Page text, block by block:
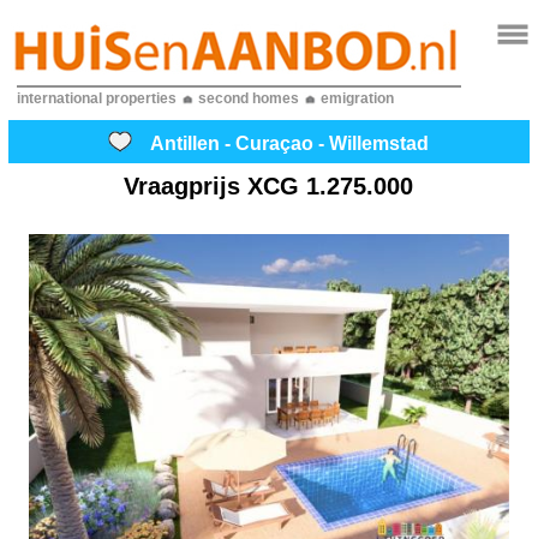
international properties second homes emigration
Antillen - Curaçao - Willemstad
VraagprijsXCG 1.275.000